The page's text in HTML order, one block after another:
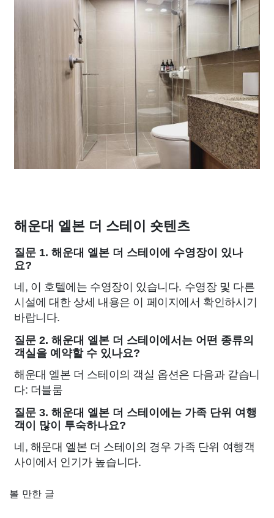
해운대 엘본 더 스테이 숏텐츠
질문 1. 해운대 엘본 더 스테이에 수영장이 있나
요?
네, 이 호텔에는 수영장이 있습니다. 수영장 및 다른
시설에 대한 상세 내용은 이 페이지에서 확인하시기
바랍니다.
질문 2. 해운대 엘본 더 스테이에서는 어떤 종류의
객실을 예약할 수 있나요?
해운대 엘본 더 스테이의 객실 옵션은 다음과 같습니
다: 더블룸
질문 3. 해운대 엘본 더 스테이에는 가족 단위 여행
객이 많이 투숙하나요?
네, 해운대 엘본 더 스테이의 경우 가족 단위 여행객
사이에서 인기가 높습니다.
볼 만한 글